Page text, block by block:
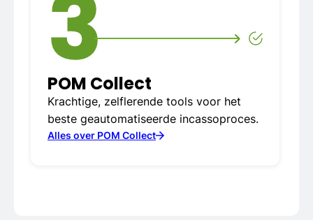
3
POM Collect
Krachtige, zelflerende tools voor het
beste geautomatiseerde incassoproces.
Alles over POM Collect